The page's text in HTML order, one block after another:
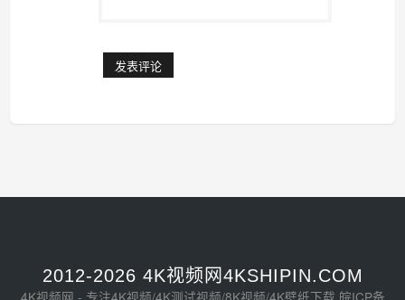
2012-2026 4K视频网4KSHIPIN.COM